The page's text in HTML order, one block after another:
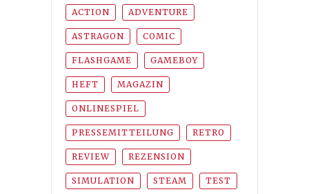
ACTION ADVENTURE
ASTRAGON COMIC
FLASHGAME GAMEBOY
HEFT MAGAZIN
ONLINESPIEL
PRESSEMITTEILUNG RETRO
REVIEW REZENSION
SIMULATION STEAM TEST